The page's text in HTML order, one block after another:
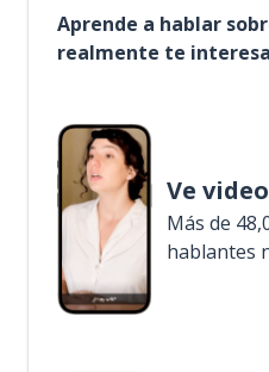
Aprende a hablar
realmente te
Ve
Más de
hablantes